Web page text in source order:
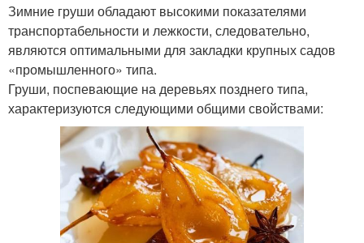
Зимние груши обладают высокими показателями
транспортабельности и лежкости, следовательно,
являются оптимальными для закладки крупных садов
«промышленного» типа.
Груши, поспевающие на деревьях позднего типа,
характеризуются следующими общими свойствами: